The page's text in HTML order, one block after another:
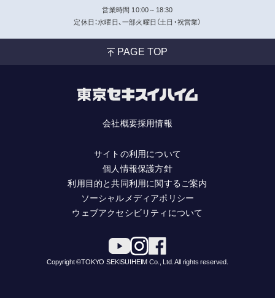
営業時間 10:00～18:30
定休日：水曜日、一部火曜日（土日・祝営業）
PAGE TOP
会社概要採用情報
サイトの利用について
個人情報保護方針
利用目的と共同利用に関するご案内
ソーシャルメディアポリシー
ウェブアクセシビリティについて
Copyright ©TOKYO SEKISUIHEIM Co., Ltd. All rights reserved.